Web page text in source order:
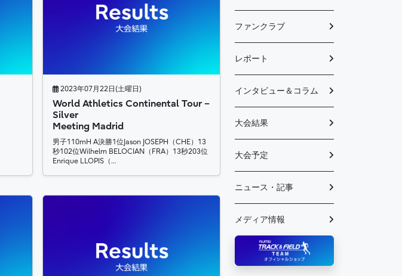
2023年07月22日(土曜日)
World Athletics Continental Tour –
Silver
Meeting Madrid
男子110mH A決勝1位Jason JOSEPH（CHE）13
秒102位Wilhelm BELOCIAN（FRA）13秒203位
Enrique LLOPIS（…
ファンクラブ
レポート
インタビュー＆コラム
大会結果
大会予定
ニュース・記事
メディア情報